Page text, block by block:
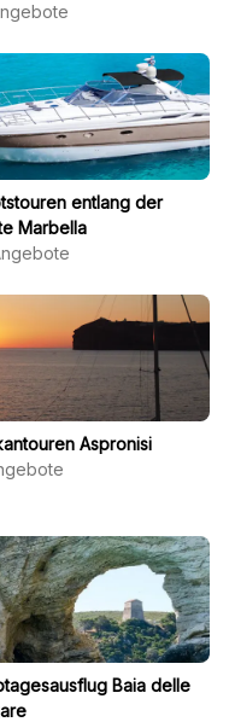
entlang der
Marbella
Aspronisi
Baia delle